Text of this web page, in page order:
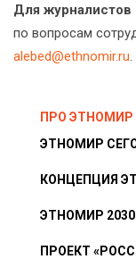
Для журналистов
по вопросам
alebed@ethnomir.ru.
ПРО ЭТНОМИР
ЭТНОМИР
КОНЦЕПЦИЯ
ЭТНОМИР 2030
ПРОЕКТ